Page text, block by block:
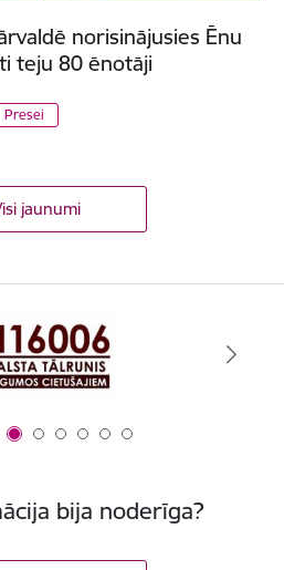
norisinājusies Ēnu
teju 80 ēnotāji
Presei
jaunumi
bija noderīga?